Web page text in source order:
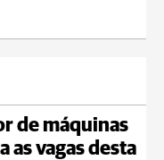
de máquinas
as vagas desta